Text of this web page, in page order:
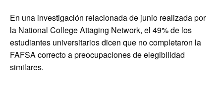
En una investigación relacionada de junio realizada por
la National College Attaging Network, el 49% de los
estudiantes universitarios dicen que no completaron la
FAFSA correcto a preocupaciones de elegibilidad
similares.